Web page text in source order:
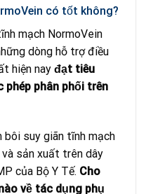
có tốt không?
mạch NormoVein
dòng hỗ trợ điều
hiện nay đạt tiêu
phép phân phối trên
bôi suy giãn tĩnh mạch
sản xuất trên dây
của Bộ Y Tế. Cho
về tác dụng phụ